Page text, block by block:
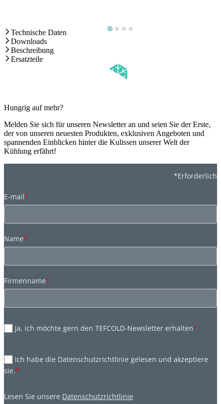
Technische Daten
Downloads
Beschreibung
Ersatzteile
Hungrig auf mehr?
Melden Sie sich für unseren Newsletter an und seien Sie der Erste,
der von unseren neuesten Produkten, exklusiven Angeboten und
spannenden Einblicken hinter die Kulissen unserer Welt der
Kühlung erfährt!
*Erforderlich
E-mail*
Name*
Firmenname*
Ja, ich möchte gern den TEFCOLD-Newsletter erhalten*
Ich habe die Datenschutzrichtlinie gelesen und akzeptiere
sie.*
Lesen Sie unsere Datenschutzrichtlinie